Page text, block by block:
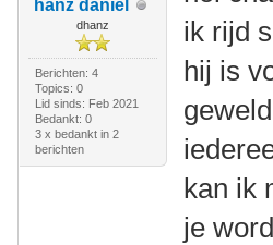
hanz daniel
dhanz
Berichten: 4
Topics: 0
Lid sinds: Feb 2021
Bedankt: 0
3 x bedankt in 2
berichten
ik rijd
hij is
kan ik
je